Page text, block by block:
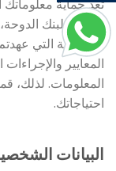
تعد حماية معلوماتك
بالنسبة لبنك
الحساسة التي عهدتم
المعايير
المعلومات. لذلك،
احتياجاتك.
البيانات